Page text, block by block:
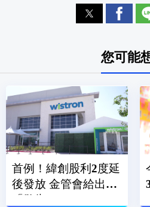
您可能
首例！緯創股利2度延
後發放 金管會給出
「警告」